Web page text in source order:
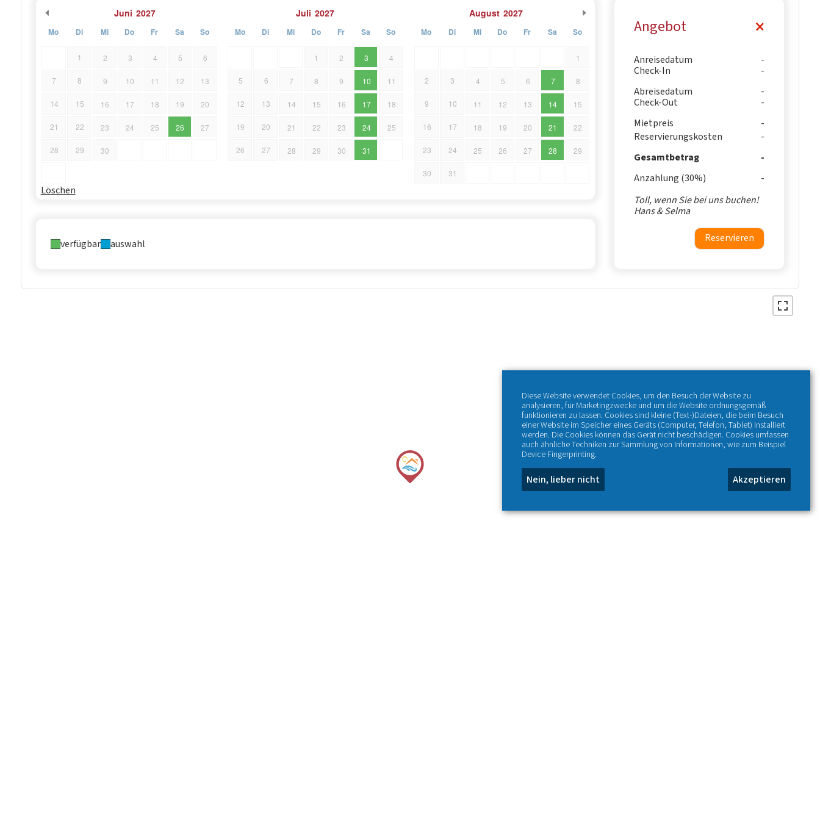
Juni 2027
Mo Di Mi Do Fr Sa So
1 2 3 4 5 6
7 8 9 10 11 12 13
14 15 16 17 18 19 20
21 22 23 24 25 26 27
28 29 30
Juli 2027
Mo Di Mi Do Fr Sa So
1 2 3 4
5 6 7 8 9 10 11
12 13 14 15 16 17 18
19 20 21 22 23 24 25
26 27 28 29 30 31
August 2027
Mo Di Mi Do Fr Sa So
1
2 3 4 5 6 7 8
9 10 11 12 13 14 15
16 17 18 19 20 21 22
23 24 25 26 27 28 29
30 31
Löschen
verfügbar auswahl
Angebot
Anreisedatum
Check-In
Abreisedatum
Check-Out
Mietpreis
Reservierungskosten
Gesamtbetrag
Anzahlung (30%)
Toll, wenn Sie bei uns buchen!
Hans & Selma
Reservieren
Diese Website verwendet Cookies, um den Besuch der Website zu
analysieren, für Marketingzwecke und um die Website ordnungsgemäß
funktionieren zu lassen. Cookies sind kleine (Text-)Dateien, die beim Besuch
einer Website im Speicher eines Geräts (Computer, Telefon, Tablet) installiert
werden. Die Cookies können das Gerät nicht beschädigen. Cookies umfassen
auch ähnliche Techniken zur Sammlung von Informationen, wie zum Beispiel
Device Fingerprinting.
Nein, lieber nicht Akzeptieren